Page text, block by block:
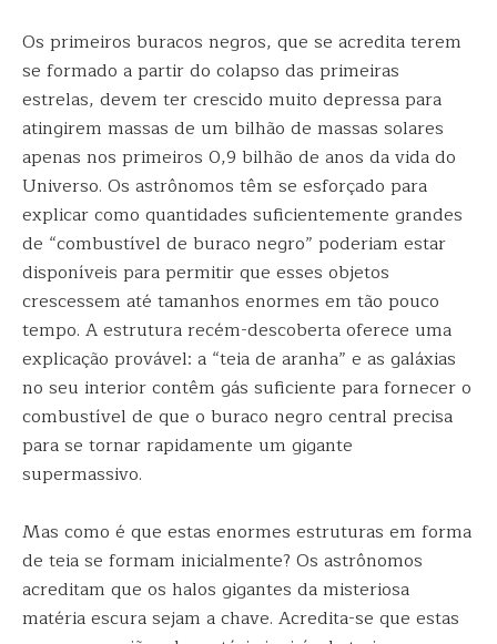
Os primeiros buracos negros, que se acredita terem
se formado a partir do colapso das primeiras
estrelas, devem ter crescido muito depressa para
atingirem massas de um bilhão de massas solares
apenas nos primeiros 0,9 bilhão de anos da vida do
Universo. Os astrônomos têm se esforçado para
explicar como quantidades suficientemente grandes
de “combustível de buraco negro” poderiam estar
disponíveis para permitir que esses objetos
crescessem até tamanhos enormes em tão pouco
tempo. A estrutura recém-descoberta oferece uma
explicação provável: a “teia de aranha” e as galáxias
no seu interior contêm gás suficiente para fornecer o
combustível de que o buraco negro central precisa
para se tornar rapidamente um gigante
supermassivo.
Mas como é que estas enormes estruturas em forma
de teia se formam inicialmente? Os astrônomos
acreditam que os halos gigantes da misteriosa
matéria escura sejam a chave. Acredita-se que estas